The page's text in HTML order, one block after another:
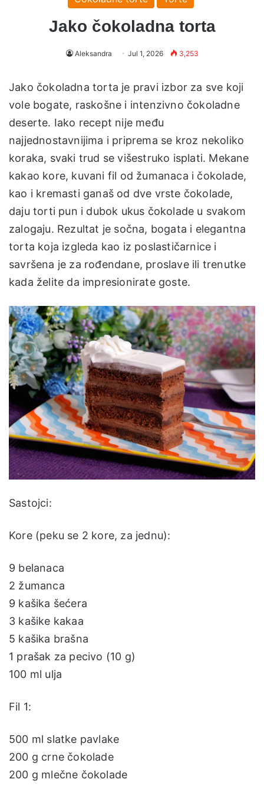
Jako čokoladna torta
Aleksandra Jul 1, 2026 3,253
Jako čokoladna torta je pravi izbor za sve koji
vole bogate, raskošne i intenzivno čokoladne
deserte. Iako recept nije među
najjednostavnijima i priprema se kroz nekoliko
koraka, svaki trud se višestruko isplati. Mekane
kakao kore, kuvani fil od žumanaca i čokolade,
kao i kremasti ganaš od dve vrste čokolade,
daju torti pun i dubok ukus čokolade u svakom
zalogaju. Rezultat je sočna, bogata i elegantna
torta koja izgleda kao iz poslastičarnice i
savršena je za rođendane, proslave ili trenutke
kada želite da impresionirate goste.
Sastojci:
Kore (peku se 2 kore, za jednu):
9 belanaca
2 žumanca
9 kašika šećera
3 kašike kakaa
5 kašika brašna
1 prašak za pecivo (10 g)
100 ml ulja
Fil 1:
500 ml slatke pavlake
200 g crne čokolade
200 g mlečne čokolade